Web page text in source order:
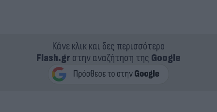
Κάνε κλικ και δες περισσότερο
Flash.grστην αναζήτηση της Google